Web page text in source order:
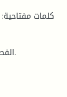
كلمات مفتاحية: